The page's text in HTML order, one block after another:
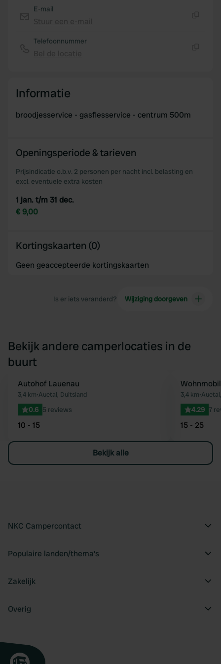
E-mail
Telefoonnummer
Informatie
broodjesservice - gasflesservice - centrum 500m
Openingsperiode & tarieven
Prijsindicatie o.b.v. 2 personen per nacht incl. belasting en
excl. eventuele extra kosten
1 jan. t/m 31 dec.
€ 9,00
Kortingskaarten (0)
Geen geaccepteerde kortingskaarten
Is er iets veranderd? Wijziging doorgeven
Bekijk andere camperlocaties in de
buurt
Favoriet
Autohof Lauenau
3,4 km•Auetal, Duitsland
0.6 5 reviews
10 - 15
3,4 km•
4.29 7
15 - 25
Bekijk alle
NKC Campercontact
Populaire landen/thema's
Zakelijk
Overig